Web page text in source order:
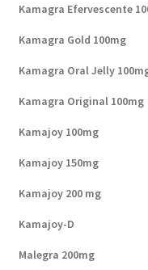
Kamagra Efervescente
Kamagra Gold 100mg
Kamagra Oral Jelly
Kamagra Original 100mg
Kamajoy 100mg
Kamajoy 150mg
Kamajoy 200 mg
Kamajoy-D
Malegra 200mg